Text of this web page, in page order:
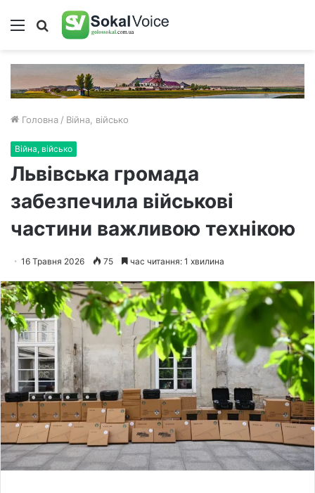
Меню Пошук
Головна / Війна, військо
Війна, військо
Львівська громада
забезпечила військові
частини важливою технікою
16 Травня 2026 75 час читання: 1 хвилина